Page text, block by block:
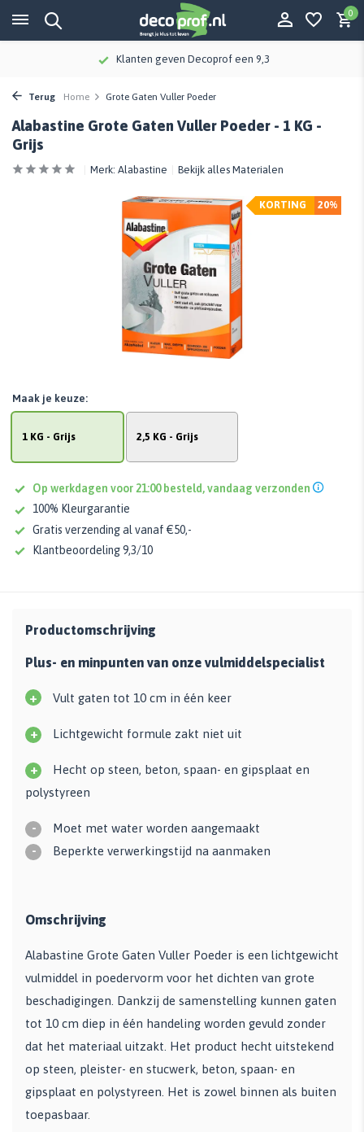
0
Klanten geven Decoprof een 9,3
Terug Home Grote Gaten Vuller Poeder
Alabastine Grote Gaten Vuller Poeder - 1 KG -
Grijs
Merk: Alabastine Bekijk alles Materialen
20%
KORTING
1 KG - Grijs 2,5 KG - Grijs
Maak je keuze:
Op werkdagen voor 21:00 besteld, vandaag verzonden
100% Kleurgarantie
Gratis verzending al vanaf €50,-
Klantbeoordeling 9,3/10
Productomschrijving
Plus- en minpunten van onze vulmiddelspecialist
+ Vult gaten tot 10 cm in één keer
+ Lichtgewicht formule zakt niet uit
+
Hecht op steen, beton, spaan- en gipsplaat en
polystyreen
- Moet met water worden aangemaakt
- Beperkte verwerkingstijd na aanmaken
Omschrijving
Alabastine Grote Gaten Vuller Poeder is een lichtgewicht
vulmiddel in poedervorm voor het dichten van grote
beschadigingen. Dankzij de samenstelling kunnen gaten
tot 10 cm diep in één handeling worden gevuld zonder
dat het materiaal uitzakt. Het product hecht uitstekend
op steen, pleister- en stucwerk, beton, spaan- en
gipsplaat en polystyreen. Het is zowel binnen als buiten
toepasbaar.